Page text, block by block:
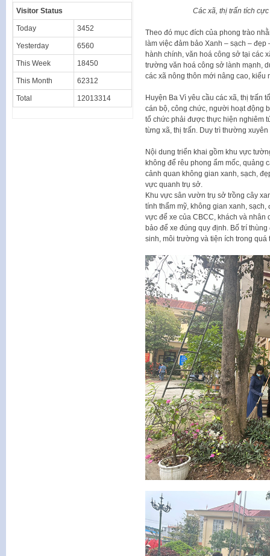
Các xã, thị trấn tích
Theo đó mục đích của phong trào
làm việc đảm bảo Xanh – sạch –
hành chính, văn hoá công sở tại các
trường văn hoá công sở lành mạnh,
các xã nông thôn mới nâng cao, kiểu
Huyện Ba Vì yêu cầu các xã, thị trấn
cán bộ, công chức, người hoạt động
tổ chức phải được thực hiện nghiêm
từng xã, thị trấn. Duy trì thường
Nội dung triển khai gồm khu vực
không để rêu phong ẩm mốc, quảng
cảnh quan không gian xanh, sạch,
vực quanh trụ sở.
Khu vực sân vườn trụ sở trồng cây
tính thẩm mỹ, không gian xanh,
vực để xe của CBCC, khách và nhân
bảo để xe đúng quy định. Bố trí
sinh, môi trường và tiện ích trong quá
Visitor Status
Today 3452
Yesterday 6560
This Week 18450
This Month 62312
Total 12013314